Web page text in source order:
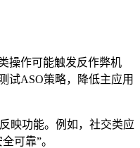
操作可能触发反作弊机
试ASO策略，降低主应用
映功能。例如，社交类应
可靠”。